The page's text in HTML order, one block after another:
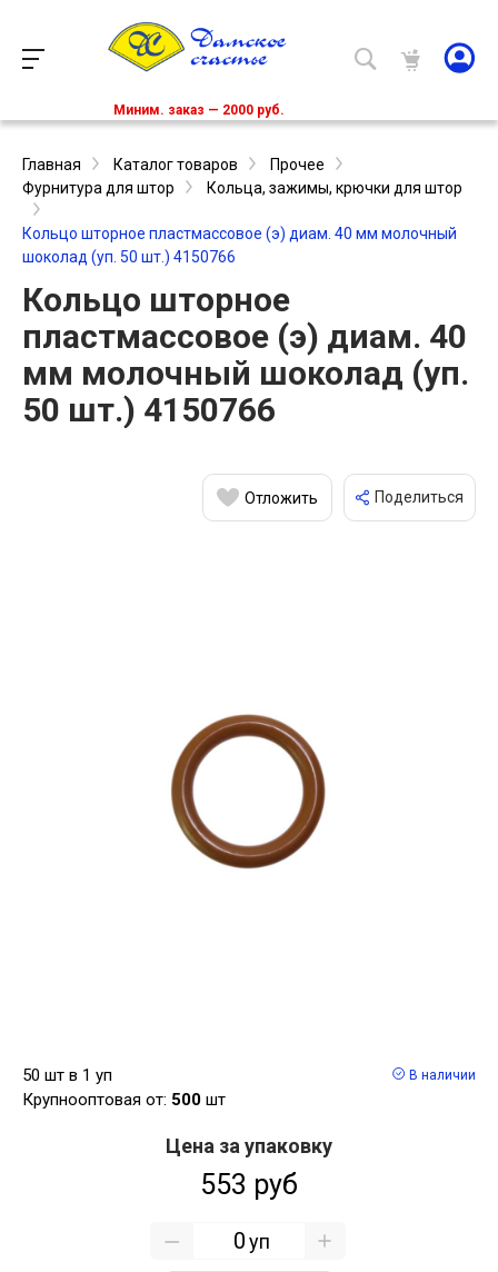
Миним. заказ — 2000 руб.
Главная Каталог товаров
Прочее
Фурнитура для штор
Кольца, зажимы, крючки для штор
Кольцо шторное пластмассовое (э) диам. 40 мм молочный
шоколад (уп. 50 шт.) 4150766
Кольцо шторное
пластмассовое (э) диам. 40
мм молочный шоколад (уп.
50 шт.) 4150766
Отложить Поделиться
50 шт в 1 уп
Крупнооптовая от: 500 шт
В наличии
Цена за упаковку
553 руб
уп